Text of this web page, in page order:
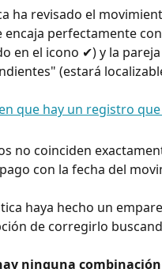
ha revisado el
perfectamente
en el icono ✔) y la
(estará
no coinciden
con la fecha del
haya hecho un
de corregirlo
ninguna